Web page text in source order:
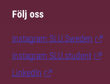
Följ oss
Instagram SLU.Sweden
Instagram SLU.student
LinkedIn